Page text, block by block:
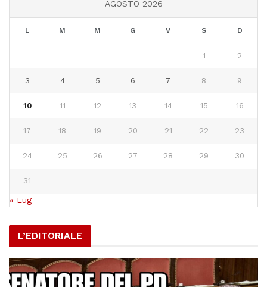
AGOSTO 2026
L M M G V S D
1 2
3 4 5 6 7 8 9
10 11 12 13 14 15 16
17 18 19 20 21 22 23
24 25 26 27 28 29 30
31
« Lug
L’EDITORIALE